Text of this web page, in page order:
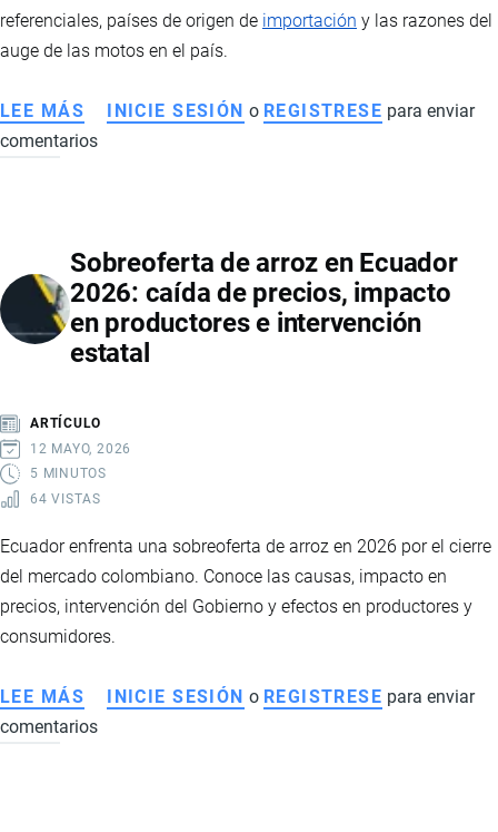
EN
referenciales, países de origen de importación y las razones del
auge de las motos en el país.
LEE MÁS SOBRE
MERCADO
ECUADOR
2026:
VENTAS
RÉCORD,
PRECIOS
Y
PAÍSES
INICIE SESIÓN o REGISTRESE para enviar
comentarios
Sobreoferta de arroz en Ecuador
2026: caída de precios, impacto
en productores e intervención
estatal
ARTÍCULO
12 MAYO, 2026
5 MINUTOS
64 VISTAS
Ecuador enfrenta una sobreoferta de arroz en 2026 por el cierre
del mercado colombiano. Conoce las causas, impacto en
precios, intervención del Gobierno y efectos en productores y
consumidores.
LEE MÁS SOBRE
SOBREOFERTA
INICIE SESIÓN o REGISTRESE para enviar
comentarios